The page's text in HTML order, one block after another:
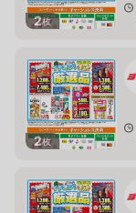
2枚
2枚